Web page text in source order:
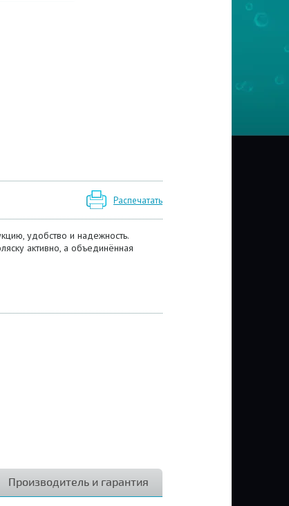
Распечатать
удобство и надежность.
активно, а объединённая
Производитель и гарантия